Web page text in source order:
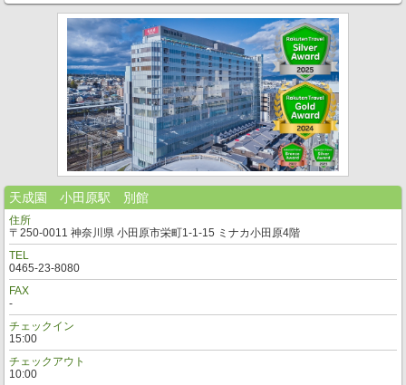
天成園 小田原駅 別館
住所
〒250-0011 神奈川県 小田原市栄町1-1-15 ミナカ小田原4階
TEL
0465-23-8080
FAX
-
チェックイン
15:00
チェックアウト
10:00